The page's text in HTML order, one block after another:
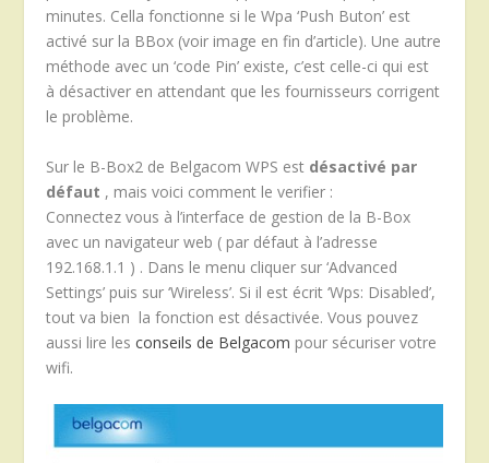
minutes. Cella fonctionne si le Wpa ‘Push Buton’ est
activé sur la BBox (voir image en fin d’article). Une autre
méthode avec un ‘code Pin’ existe, c’est celle-ci qui est
à désactiver en attendant que les fournisseurs corrigent
le problème.
Sur le B-Box2 de Belgacom WPS est désactivé par
défaut , mais voici comment le verifier :
Connectez vous à l’interface de gestion de la B-Box
avec un navigateur web ( par défaut à l’adresse
192.168.1.1 ) . Dans le menu cliquer sur ‘Advanced
Settings’ puis sur ‘Wireless’. Si il est écrit ‘Wps: Disabled’,
tout va bien la fonction est désactivée. Vous pouvez
aussi lire lesconseils de Belgacom pour sécuriser votre
wifi.